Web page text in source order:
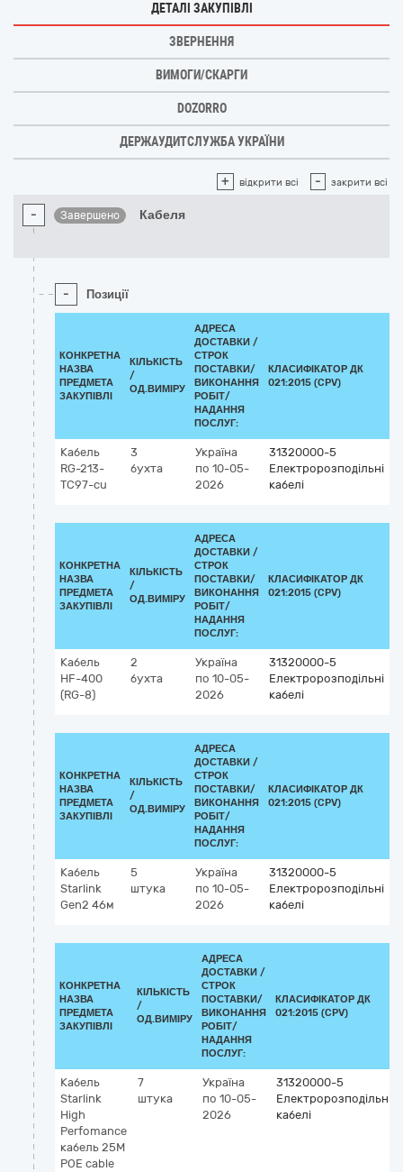
ДЕТАЛІ ЗАКУПІВЛІ
ЗВЕРНЕННЯ
ВИМОГИ/СКАРГИ
DOZORRO
ДЕРЖАУДИТСЛУЖБА УКРАЇНИ
+ відкрити всі - закрити всі
- Завершено Кабеля
- Позиції
КОНКРЕТНА
НАЗВА
ПРЕДМЕТА
ЗАКУПІВЛІ
КІЛЬКІСТЬ
/
ОД.ВИМІРУ
АДРЕСА
ДОСТАВКИ /
СТРОК
ПОСТАВКИ/
ВИКОНАННЯ
РОБІТ/
НАДАННЯ
ПОСЛУГ:
КЛАСИФІКАТОР ДК
021:2015 (CPV)
Кабель
RG-213-
TC97-cu
3
бухта
Україна
по 10-05-
2026
31320000-5
Електророзподільні
кабелі
КОНКРЕТНА
НАЗВА
ПРЕДМЕТА
ЗАКУПІВЛІ
КІЛЬКІСТЬ
/
ОД.ВИМІРУ
АДРЕСА
ДОСТАВКИ /
СТРОК
ПОСТАВКИ/
ВИКОНАННЯ
РОБІТ/
НАДАННЯ
ПОСЛУГ:
КЛАСИФІКАТОР ДК
021:2015 (CPV)
Кабель
HF-400
(RG-8)
2
бухта
Україна
по 10-05-
2026
31320000-5
Електророзподільні
кабелі
КОНКРЕТНА
НАЗВА
ПРЕДМЕТА
ЗАКУПІВЛІ
КІЛЬКІСТЬ
/
ОД.ВИМІРУ
АДРЕСА
ДОСТАВКИ /
СТРОК
ПОСТАВКИ/
ВИКОНАННЯ
РОБІТ/
НАДАННЯ
ПОСЛУГ:
КЛАСИФІКАТОР ДК
021:2015 (CPV)
Кабель
Starlink
Gen2 46м
5
штука
Україна
по 10-05-
2026
31320000-5
Електророзподільні
кабелі
КОНКРЕТНА
НАЗВА
ПРЕДМЕТА
ЗАКУПІВЛІ
КІЛЬКІСТЬ
/
ОД.ВИМІРУ
АДРЕСА
ДОСТАВКИ /
СТРОК
ПОСТАВКИ/
ВИКОНАННЯ
РОБІТ/
НАДАННЯ
ПОСЛУГ:
КЛАСИФІКАТОР ДК
021:2015 (CPV)
Кабель
Starlink
High
Perfomance
кабель 25М
POE cable
7
штука
Україна
по 10-05-
2026
31320000-5
Електророзподільні
кабелі